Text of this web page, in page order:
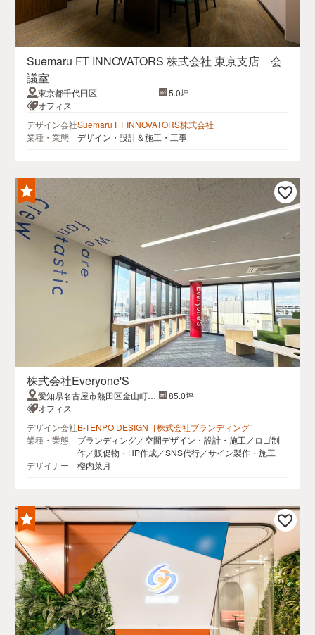
Suemaru FT INNOVATORS 株式会社 東京支店 会
議室
東京都千代田区
5.0坪
オフィス
デザイン会社Suemaru FT INNOVATORS株式会社
業種・業態
デザイン・設計＆施工・工事
株式会社Everyone'S
愛知県名古屋市熱田区金山町2
丁目1-1 SOLUX金山1
85.0坪
オフィス
デザイン会社B-TENPO DESIGN［株式会社ブランディング］
業種・業態
ブランディング／空間デザイン・設計・施工／ロゴ制
作／販促物・HP作成／SNS代行／サイン製作・施工
デザイナー
樫内菜月